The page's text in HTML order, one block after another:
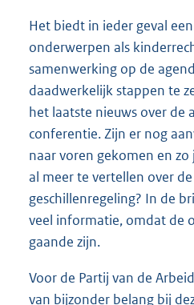
Het biedt in ieder geval
onderwerpen als
samenwerking op de
daadwerkelijk stappen te
het laatste nieuws over de
conferentie. Zijn er nog
naar voren gekomen en zo
al meer te vertellen over
geschillenregeling? In de
veel informatie, omdat de
gaande zijn.
Voor de Partij van de
van bijzonder belang bij